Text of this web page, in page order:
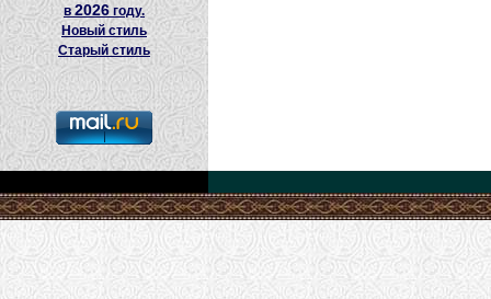
в2026 году.
Новый стиль
Старый стиль